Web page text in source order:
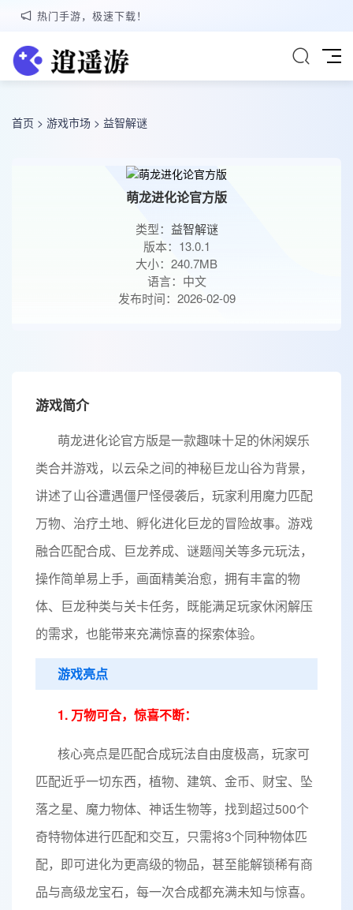
热门手游，极速下载！
首页 > 游戏市场 > 益智解谜
萌龙进化论官方版
类型： 益智解谜
版本：13.0.1
大小：240.7MB
语言：中文
发布时间：2026-02-09
游戏简介
萌龙进化论官方版是一款趣味十足的休闲娱乐
类合并游戏，以云朵之间的神秘巨龙山谷为背景，
讲述了山谷遭遇僵尸怪侵袭后，玩家利用魔力匹配
万物、治疗土地、孵化进化巨龙的冒险故事。游戏
融合匹配合成、巨龙养成、谜题闯关等多元玩法，
操作简单易上手，画面精美治愈，拥有丰富的物
体、巨龙种类与关卡任务，既能满足玩家休闲解压
的需求，也能带来充满惊喜的探索体验。
游戏亮点
1. 万物可合，惊喜不断：
核心亮点是匹配合成玩法自由度极高，玩家可
匹配近乎一切东西，植物、建筑、金币、财宝、坠
落之星、魔力物体、神话生物等，找到超过500个
奇特物体进行匹配和交互，只需将3个同种物体匹
配，即可进化为更高级的物品，甚至能解锁稀有商
品与高级龙宝石，每一次合成都充满未知与惊喜。